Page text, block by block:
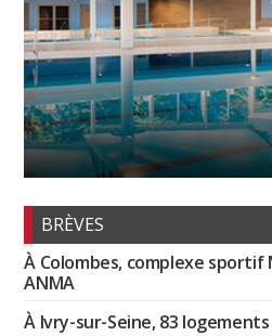
BRÈVES
À Colombes, complexe sportif
ANMA
À Ivry-sur-Seine, 83